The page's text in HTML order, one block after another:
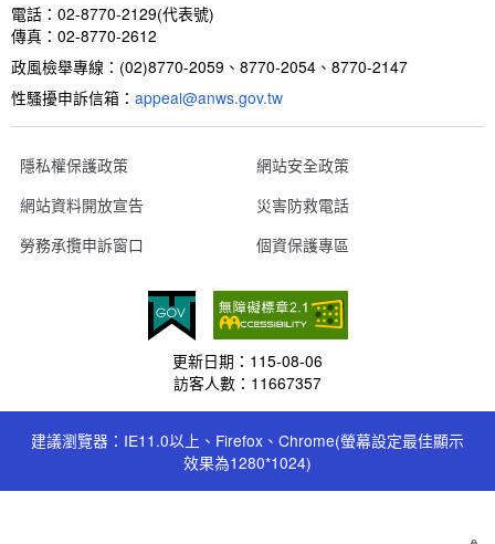
電話：02-8770-2129(代表號)
傳真：02-8770-2612
政風檢舉專線：(02)8770-2059、8770-2054、8770-2147
性騷擾申訴信箱： appeal@anws.gov.tw
隱私權保護政策
網站安全政策
網站資料開放宣告
災害防救電話
勞務承攬申訴窗口
個資保護專區
更新日期： 115-08-06
訪客人數： 11667357
建議瀏覽器：IE11.0以上、Firefox、Chrome(螢幕設定最佳顯示
效果為1280*1024)